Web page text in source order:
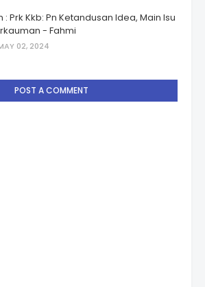
: Prk Kkb: Pn Ketandusan Idea, Main Isu
- Fahmi
02, 2024
POST A COMMENT